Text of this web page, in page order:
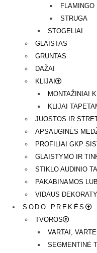
FLAMINGO
STRUGA
STOGELIAI
GLAISTAS
GRUNTAS
DAŽAI
KLIJAI
MONTAŽINIAI
KLIJAI
JUOSTOS IR
APSAUGINĖS
PROFILIAI GKP
GLAISTYMO IR
STIKLO AUDINIO
PAKABINAMOS
VIDAUS
SODO PREKĖS
TVOROS
VARTAI,
SEGMENTINĖ